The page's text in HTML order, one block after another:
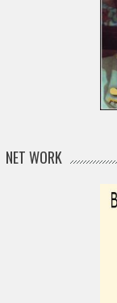
NET WORK